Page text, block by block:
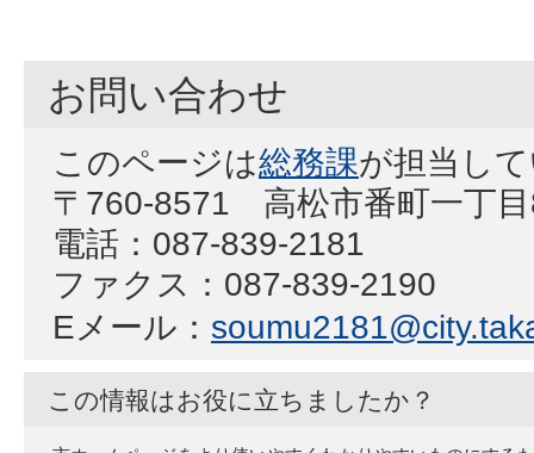
お問い合わせ
このページは総務課が担当し
〒760-8571 高松市番町一丁
電話：087-839-2181
ファクス：087-839-2190
Eメール：
この情報はお役に立ちましたか？